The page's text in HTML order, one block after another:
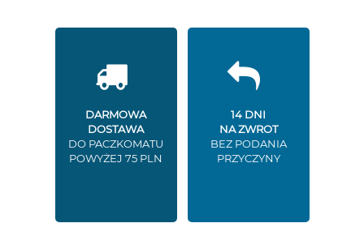
DARMOWA
DOSTAWA
DO PACZKOMATU
POWYŻEJ 75 PLN
14 DNI
NA ZWROT
BEZ PODANIA
PRZYCZYNY